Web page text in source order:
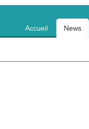
Accueil News